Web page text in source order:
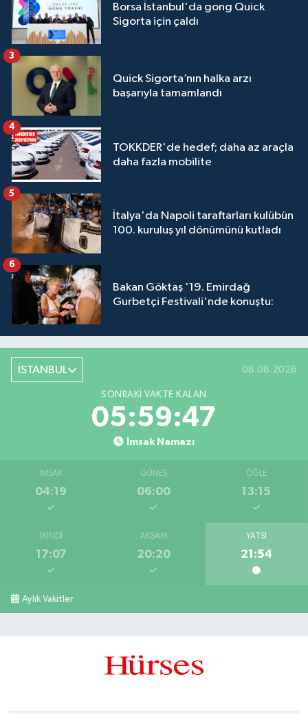
Borsa İstanbul'da gong Quick
Sigorta için çaldı
Quick Sigorta’nın halka arzı
başarıyla tamamlandı
3
TOKKDER'de hedef; daha az araçla
daha fazla mobilite
4
İtalya'da Napoli taraftarları kulübün
100. kuruluş yıl dönümünü kutladı
5
Bakan Göktaş '19. Emirdağ
Gurbetçi Festivali'nde konuştu:
6
İSTANBUL 08.08.2026
SONRAKI VAKTE KALAN
05:59:46
İmsak Namazı
İMSAK
04:19
GÜNEŞ
06:00
ÖĞLE
13:15
İKINDI
17:07
AKŞAM
20:20
YATSI
21:54
Aylık Vakitler